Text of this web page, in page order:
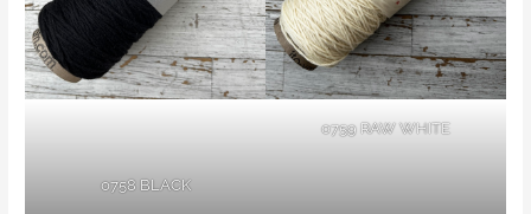
0758 BLACK
0759 RAW WHITE